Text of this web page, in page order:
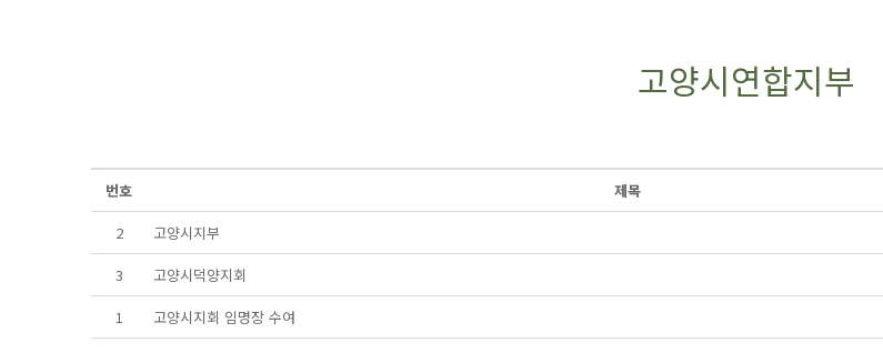
고양시연합지부
번호 제목
2
고양시지부
3
고양시덕양지회
1
고양시지회 임명장 수여